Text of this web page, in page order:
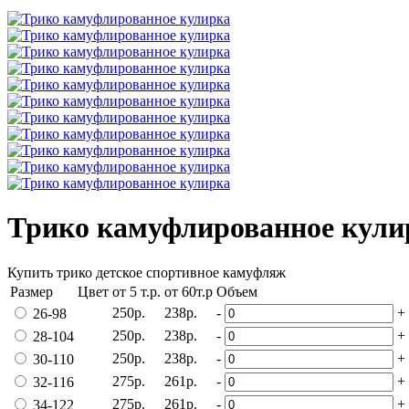
Трико камуфлированное
Купить трико детское спортивное камуфляж
Размер
Цвет от 5 т.р. от 60т.р Объем
26-98
250р. 238р. -
+
28-104
250р. 238р. -
+
30-110
250р. 238р. -
+
32-116
275р. 261р. -
+
34-122
275р. 261р. - +